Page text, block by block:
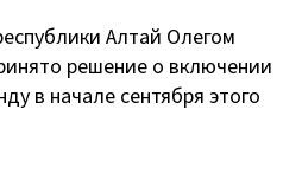
Алтай Олегом
решение о включении
в начале сентября этого